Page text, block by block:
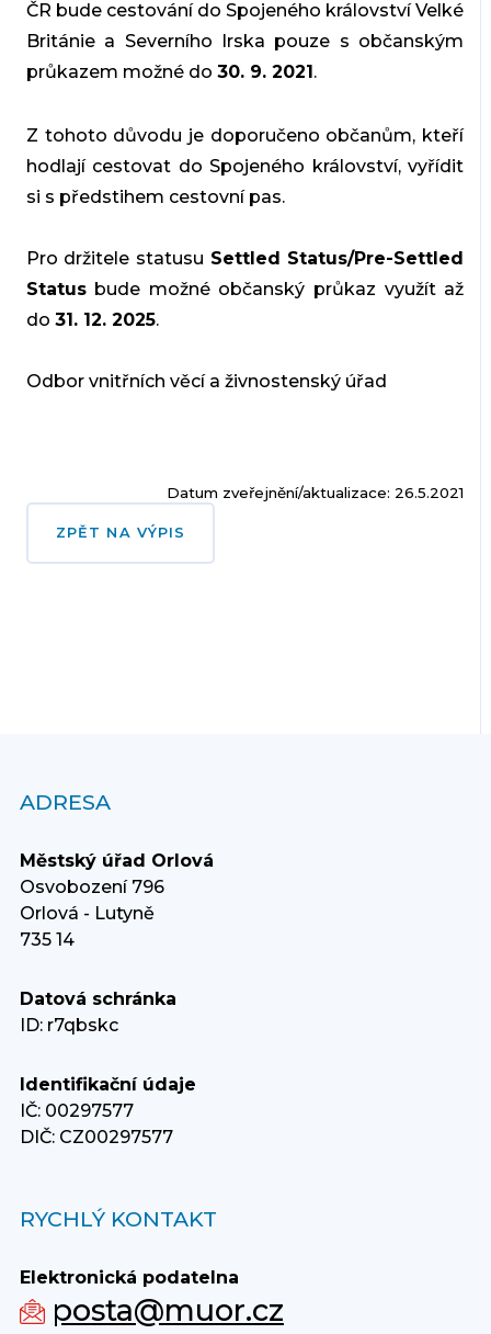
ČR bude cestování do Spojeného království Velké
Británie a Severního Irska pouze s občanským
průkazem možné do 30. 9. 2021.
Z tohoto důvodu je doporučeno občanům, kteří
hodlají cestovat do Spojeného království, vyřídit
si s předstihem cestovní pas.
Pro držitele statusu Settled Status/Pre-Settled
Statusbude možné občanský průkaz využít až
do 31. 12. 2025.
Odbor vnitřních věcí a živnostenský úřad
Datum zveřejnění/aktualizace: 26.5.2021
ZPĚT NA VÝPIS
ADRESA
Městský úřad Orlová
Osvobození 796
Orlová - Lutyně
735 14
Datová schránka
ID: r7qbskc
Identifikační údaje
IČ: 00297577
DIČ: CZ00297577
RYCHLÝ KONTAKT
Elektronická podatelna
posta@muor.cz